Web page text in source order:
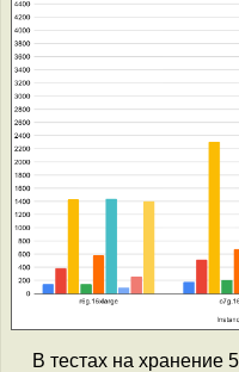
В тестах на хранение